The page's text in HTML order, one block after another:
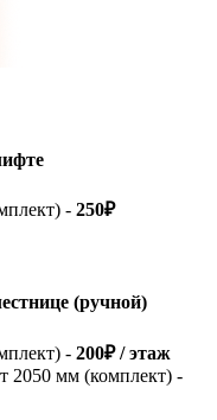
- 250₽
(ручной)
- 200₽ / этаж
2050 мм (комплект) -